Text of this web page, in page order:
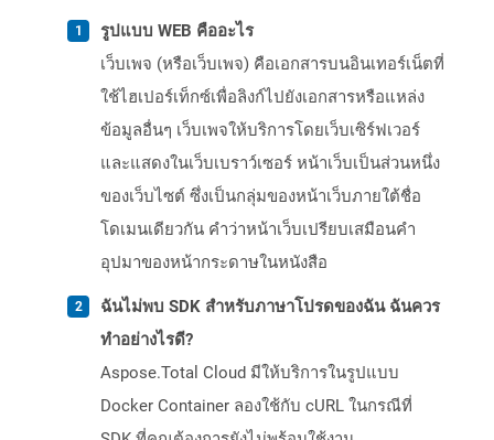
รูปแบบ WEB คืออะไร
เว็บเพจ (หรือเว็บเพจ) คือเอกสารบนอินเทอร์เน็ตที่
ใช้ไฮเปอร์เท็กซ์เพื่อลิงก์ไปยังเอกสารหรือแหล่ง
ข้อมูลอื่นๆ เว็บเพจให้บริการโดยเว็บเซิร์ฟเวอร์
และแสดงในเว็บเบราว์เซอร์ หน้าเว็บเป็นส่วนหนึ่ง
ของเว็บไซต์ ซึ่งเป็นกลุ่มของหน้าเว็บภายใต้ชื่อ
โดเมนเดียวกัน คำว่าหน้าเว็บเปรียบเสมือนคำ
อุปมาของหน้ากระดาษในหนังสือ
ฉันไม่พบ SDK สำหรับภาษาโปรดของฉัน ฉันควร
ทำอย่างไรดี?
Aspose.Total Cloud มีให้บริการในรูปแบบ
Docker Container ลองใช้กับ cURL ในกรณีที่